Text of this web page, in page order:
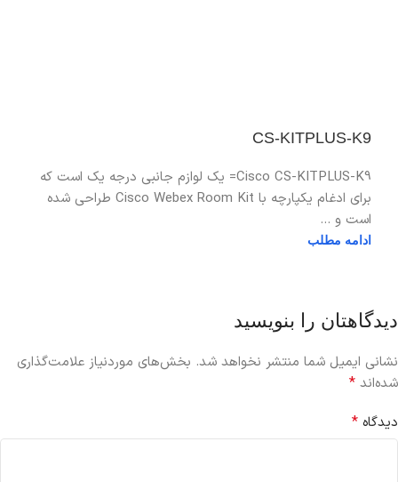
CS-KITPLUS-K9
Cisco CS-KITPLUS-K9= یک لوازم جانبی درجه یک است که
برای ادغام یکپارچه با Cisco Webex Room Kit طراحی شده
است و ...
ادامه مطلب
دیدگاهتان را بنویسید
نشانی ایمیل شما منتشر نخواهد شد. بخش‌های موردنیاز علامت‌گذاری
شده‌اند *
دیدگاه *